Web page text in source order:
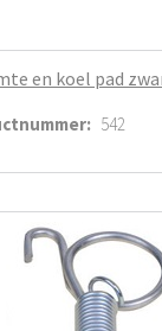
en koel pad
: 542